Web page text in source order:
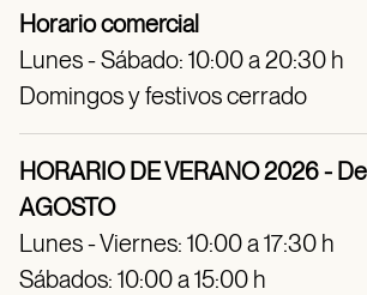
Horario comercial
Lunes - Sábado: 10:00 a 20:30 h
Domingos y festivos cerrado
HORARIO DE VERANO 2026 -
AGOSTO
Lunes - Viernes: 10:00 a 17:30 h
Sábados: 10:00 a 15:00 h